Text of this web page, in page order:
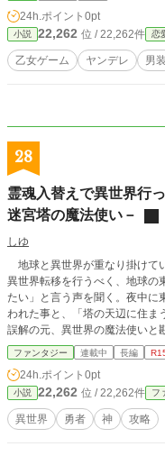
24h.ポイント 0pt
小説 22,262 位 / 22,262件 恋
乙女ゲーム ヤンデレ 男装
28
霊魂入替えで異世界行
迷宮塔の魔法使い－
しゆ
地球と異世界が重なり掛けて
異世界転移を行うべく、地球の
たい」と言う声を聞く。夜中に
われた事と、「塔の天辺に住ま
誤解の元、異世界の魔法使いと
は神木真吾と肉体を交換する手
込まれてしまうのであった。
ィーネルスタンが使っていた朽
体を使う事になったが、毒舌
び、アンデッドからまともな身
後・・・・・・驚くべき速さで
さに、このままでは迷宮塔攻
ファンタジー 連載中 長編
24h.ポイント 0pt
小説 22,262 位 / 22,262件 フ
異世界 勇者 神 攻略